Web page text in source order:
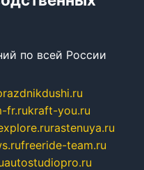
по всей России
fr.rukraft-you.ru
rastenuya.ru
freeride-team.ru
autostudiopro.ru